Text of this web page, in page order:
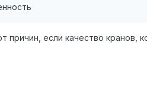
причин, если качество кранов,